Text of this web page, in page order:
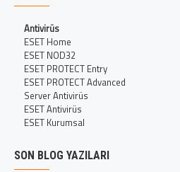
Antivirüs
ESET Home
ESET NOD32
ESET PROTECT Entry
ESET PROTECT Advanced
Server Antivirüs
ESET Antivirüs
ESET Kurumsal
SON BLOG YAZILARI